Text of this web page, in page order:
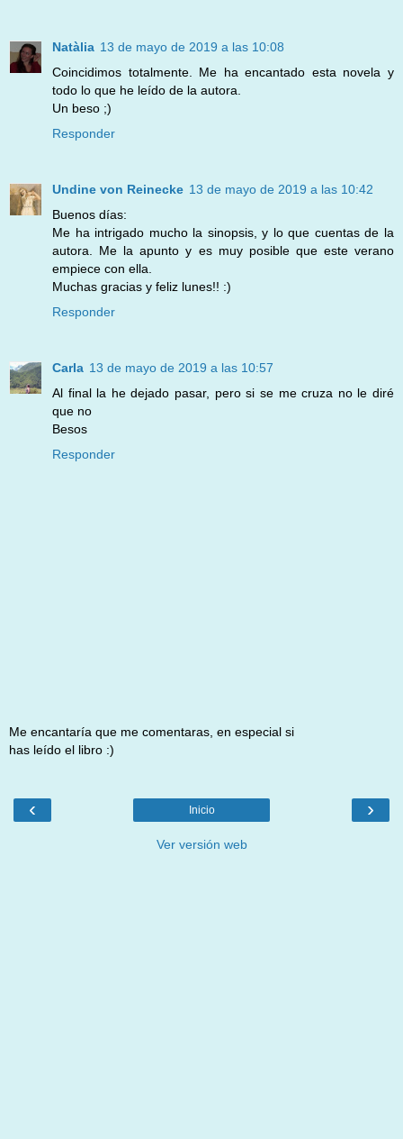
Natàlia 13 de mayo de 2019 a las 10:08
Coincidimos totalmente. Me ha encantado esta novela y
todo lo que he leído de la autora.
Un beso ;)
Responder
Undine von Reinecke 13 de mayo de 2019 a las 10:42
Buenos días:
Me ha intrigado mucho la sinopsis, y lo que cuentas de la
autora. Me la apunto y es muy posible que este verano
empiece con ella.
Muchas gracias y feliz lunes!! :)
Responder
Carla 13 de mayo de 2019 a las 10:57
Al final la he dejado pasar, pero si se me cruza no le diré
que no
Besos
Responder
Me encantaría que me comentaras, en especial si
has leído el libro :)
‹ ›
Inicio
Ver versión web